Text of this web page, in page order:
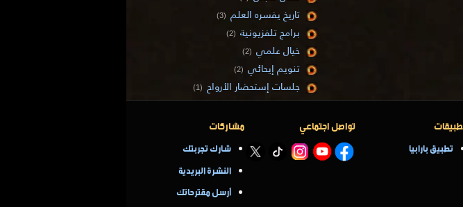
تاريخ يفسره العلم (3)
برامج تلفزيونية (2)
خيال علمي (2)
تنويم إيحائي (2)
جلسات إستحضار الأرواح (1)
تطبيق بارابيا
تواصل اجتماعي مشاركات
شارك تجربتك
النشرة البريدية
أرسل مقترحاتك